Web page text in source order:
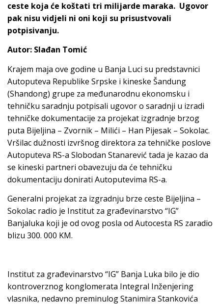
ceste koja će koštati tri milijarde maraka. Ugovor
pak nisu vidjeli ni oni koji su prisustvovali
potpisivanju.
Autor: Slađan Tomić
Krajem maja ove godine u Banja Luci su predstavnici
Autoputeva Republike Srpske i kineske Šandung
(Shandong) grupe za međunarodnu ekonomsku i
tehničku saradnju potpisali ugovor o saradnji u izradi
tehničke dokumentacije za projekat izgradnje brzog
puta Bijeljina – Zvornik – Milići – Han Pijesak – Sokolac.
Vršilac dužnosti izvršnog direktora za tehničke poslove
Autoputeva RS-a Slobodan Stanarević tada je kazao da
se kineski partneri obavezuju da će tehničku
dokumentaciju donirati Autoputevima RS-a.
Generalni projekat za izgradnju brze ceste Bijeljina –
Sokolac radio je Institut za građevinarstvo “IG”
Banjaluka koji je od ovog posla od Autocesta RS zaradio
blizu 300. 000 KM.
Institut za građevinarstvo “IG” Banja Luka bilo je dio
kontroverznog konglomerata Integral Inženjering
vlasnika, nedavno preminulog Stanimira Stankovića